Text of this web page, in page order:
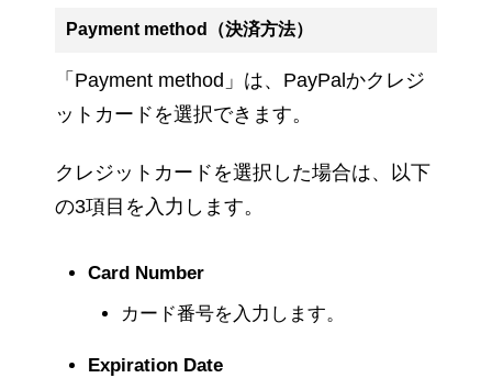
Payment method（決済方法）
「Payment method」は、PayPalかクレジ
ットカードを選択できます。
クレジットカードを選択した場合は、以下
の3項目を入力します。
Card Number
カード番号を入力します。
Expiration Date